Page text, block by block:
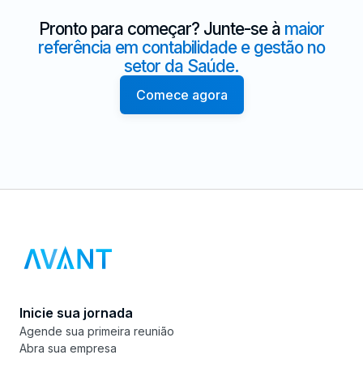
Pronto para começar? Junte-se à maior
referência em contabilidade e gestão no
setor da Saúde.
Comece agora
Inicie sua jornada
Agende sua primeira reunião
Abra sua empresa